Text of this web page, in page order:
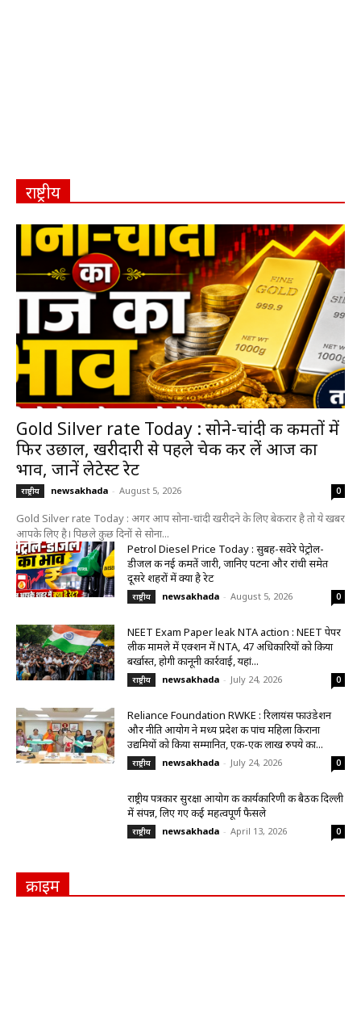
राष्ट्रीय
Gold Silver rate Today : सोने-चांदी की कीमतों में
फिर उछाल, खरीदारी से पहले चेक कर लें आज का
भाव, जानें लेटेस्ट रेट
राष्ट्रीय newsakhada - August 5, 2026 0
Gold Silver rate Today : अगर आप सोना-चांदी खरीदने के लिए बेकरार है तो ये खबर
आपके लिए है। पिछले कुछ दिनों से सोना...
Petrol Diesel Price Today : सुबह-सवेरे पेट्रोल-
डीजल की नई कीमतें जारी, जानिए पटना और रांची समेत
दूसरे शहरों में क्या है रेट
राष्ट्रीय newsakhada - August 5, 2026 0
NEET Exam Paper leak NTA action : NEET पेपर
लीक मामले में एक्शन में NTA, 47 अधिकारियों को किया
बर्खास्त, होगी कानूनी कार्रवाई, यहां...
राष्ट्रीय newsakhada - July 24, 2026 0
Reliance Foundation RWKE : रिलायंस फाउंडेशन
और नीति आयोग ने मध्य प्रदेश की पांच महिला किराना
उद्यमियों को किया सम्मानित, एक-एक लाख रुपये का...
राष्ट्रीय newsakhada - July 24, 2026 0
राष्ट्रीय पत्रकार सुरक्षा आयोग की कार्यकारिणी की बैठक दिल्ली
में संपन्न, लिए गए कई महत्वपूर्ण फैसले
राष्ट्रीय newsakhada - April 13, 2026 0
क्राइम